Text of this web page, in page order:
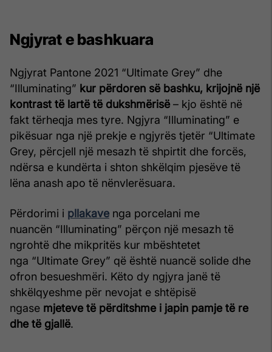
Ngjyrat e bashkuara
Ngjyrat Pantone 2021 “Ultimate Grey” dhe
“Illuminating” kur përdoren së bashku, krijojnë një
kontrast të lartë të dukshmërisë – kjo është në
fakt tërheqja mes tyre. Ngjyra “Illuminating” e
pikësuar nga një prekje e ngjyrës tjetër “Ultimate
Grey, përcjell një mesazh të shpirtit dhe forcës,
ndërsa e kundërta i shton shkëlqim pjesëve të
lëna anash apo të nënvlerësuara.
Përdorimi i pllakave nga porcelani me
nuancën “Illuminating” përçon një mesazh të
ngrohtë dhe mikpritës kur mbështetet
nga “Ultimate Grey” që është nuancë solide dhe
ofron besueshmëri. Këto dy ngjyra janë të
shkëlqyeshme për nevojat e shtëpisë
ngase mjeteve të përditshme i japin pamje të re
dhe të gjallë.